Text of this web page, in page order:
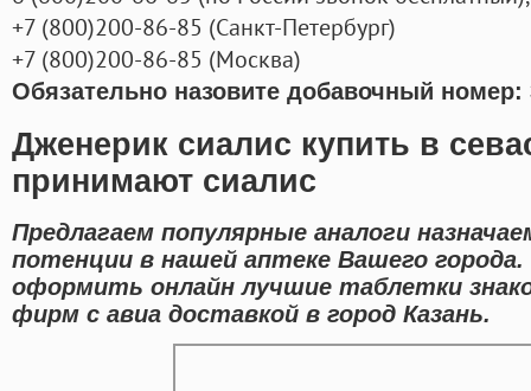
+7 (800)200-86-85 (Санкт-Петербург)
+7 (800)200-86-85 (Москва)
Обязательно назовите добавочный номер:
Дженерик сиалис купить в
принимают сиалис
Предлагаем популярные аналоги
потенции в нашей аптеке Вашего
оформить онлайн лучшие таблетки
фирм с авиа доставкой в город Казань.